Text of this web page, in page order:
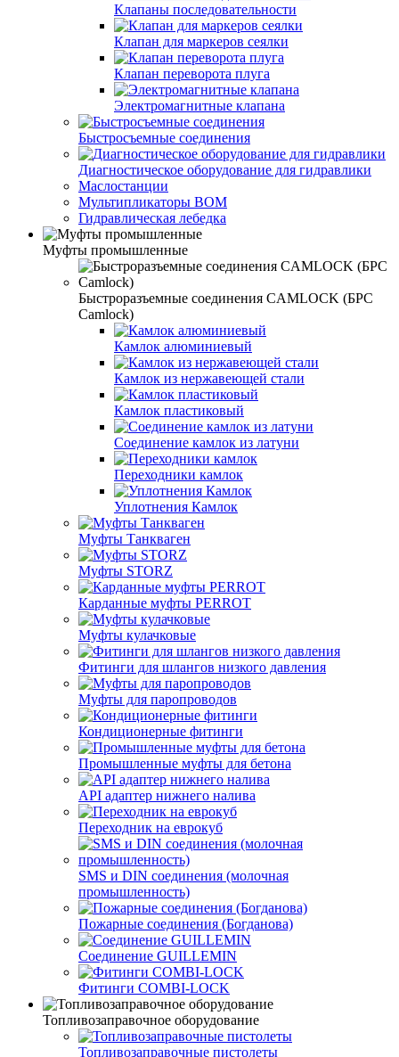
Клапаны последовательности
Клапан для маркеров сеялки
Клапан переворота плуга
Электромагнитные клапана
Быстросъемные соединения
Диагностическое оборудование для гидравлики
Маслостанции
Мультипликаторы ВОМ
Гидравлическая лебедка
Муфты промышленные
Быстроразъемные соединения CAMLOCK (БРС
Camlock)
Камлок алюминиевый
Камлок из нержавеющей стали
Камлок пластиковый
Соединение камлок из латуни
Переходники камлок
Уплотнения Камлок
Муфты Танкваген
Муфты STORZ
Карданные муфты PERROT
Муфты кулачковые
Фитинги для шлангов низкого давления
Муфты для паропроводов
Кондиционерные фитинги
Промышленные муфты для бетона
API адаптер нижнего налива
Переходник на еврокуб
SMS и DIN соединения (молочная
промышленность)
Пожарные соединения (Богданова)
Соединение GUILLEMIN
Фитинги СOMBI-LOCK
Топливозаправочное оборудование
Топливозаправочные пистолеты